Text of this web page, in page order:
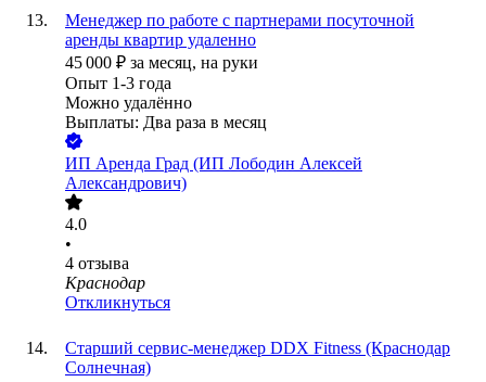
Менеджер по работе с партнерами посуточной
аренды квартир удаленно
45 000 ₽ за месяц, на руки
Опыт 1-3 года
Можно удалённо
Выплаты: Два раза в месяц
ИП Аренда Град (ИП Лободин Алексей
Александрович)
4.0
•
4 отзыва
Краснодар
Откликнуться
Старший сервис-менеджер DDX Fitness (Краснодар
Солнечная)